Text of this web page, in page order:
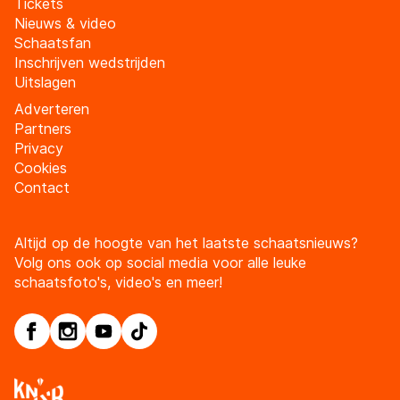
Nieuws & video
Schaatsfan
Inschrijven wedstrijden
Uitslagen
Adverteren
Partners
Privacy
Cookies
Contact
Altijd op de hoogte van het laatste schaatsnieuws?
Volg ons ook op social media voor alle leuke
schaatsfoto's, video's en meer!